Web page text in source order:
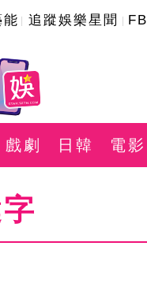
能 追蹤娛樂星聞 FB
戲劇 日韓 電影